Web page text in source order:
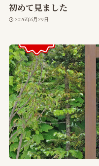
初めて見ました
2026年6月29日